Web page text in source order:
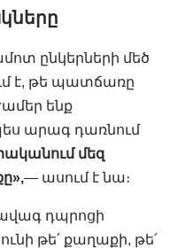
ընկերների մեծ
է, թե պատճառը
ենք
արագ դառնում
մեզ
— ասում է նա։
ավագ դպրոցի
թե՛ քաղաքի, թե՛